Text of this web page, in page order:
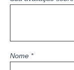
Nome *